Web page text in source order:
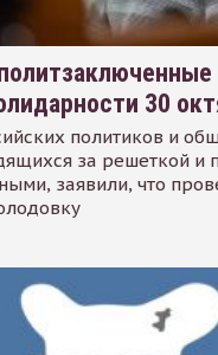
30
политиков и
за решеткой и
заявили, что